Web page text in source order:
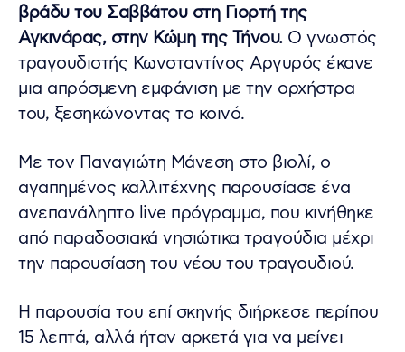
βράδυ του Σαββάτου στη Γιορτή της
Αγκινάρας, στην Κώμη της Τήνου.Ο γνωστός
τραγουδιστής Κωνσταντίνος Αργυρός έκανε
μια απρόσμενη εμφάνιση με την ορχήστρα
του, ξεσηκώνοντας το κοινό.
Με τον Παναγιώτη Μάνεση στο βιολί, ο
αγαπημένος καλλιτέχνης παρουσίασε ένα
ανεπανάληπτο live πρόγραμμα, που κινήθηκε
από παραδοσιακά νησιώτικα τραγούδια μέχρι
την παρουσίαση του νέου του τραγουδιού.
Η παρουσία του επί σκηνής διήρκεσε περίπου
15 λεπτά, αλλά ήταν αρκετά για να μείνει